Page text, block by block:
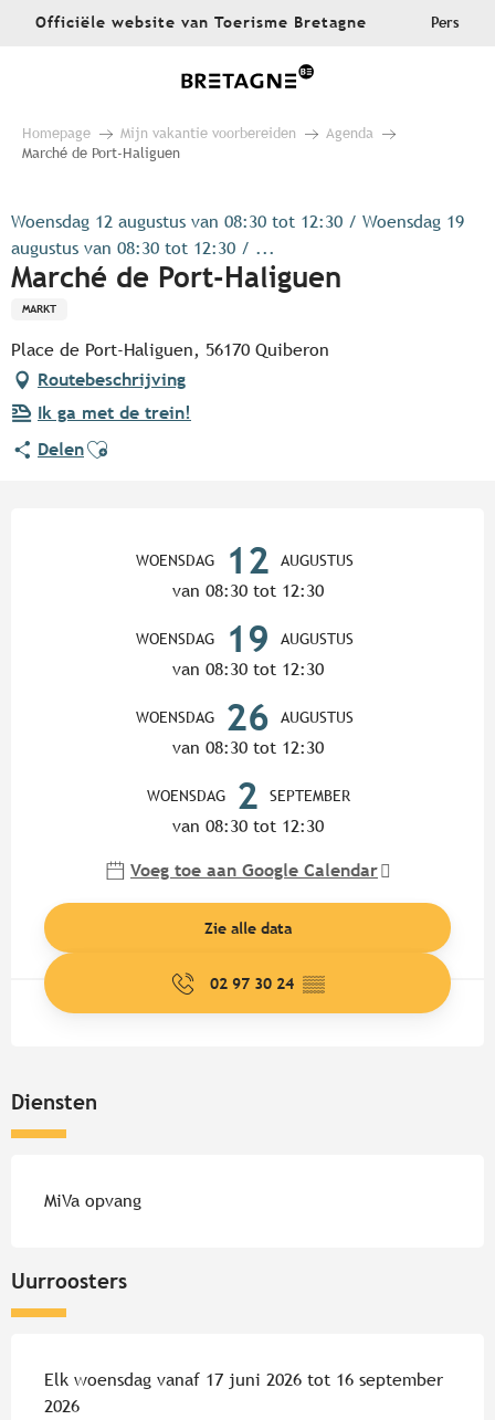
AllerOfficiële website van Toerisme Bretagne Pers
Homepage Mijn vakantie voorbereiden
Agenda
Marché de Port-Haliguen
Woensdag 12 augustus van 08:30 tot 12:30 / Woensdag 19
augustus van 08:30 tot 12:30 / ...
Marché de Port-Haliguen
MARKT
Place de Port-Haliguen, 56170 Quiberon
Routebeschrijving
Ik ga met de trein!
DelenAjouter aux favoris
WOENSDAG 12 AUGUSTUS
van 08:30 tot 12:30
WOENSDAG 19 AUGUSTUS
van 08:30 tot 12:30
WOENSDAG 26 AUGUSTUS
van 08:30 tot 12:30
WOENSDAG 2 SEPTEMBER
van 08:30 tot 12:30
Voeg toe aan Google Calendar
Zie alle data
02 97 30 24 ▒▒
Diensten
MiVa opvang
Uurroosters
Elk woensdag vanaf 17 juni 2026 tot 16 september
2026